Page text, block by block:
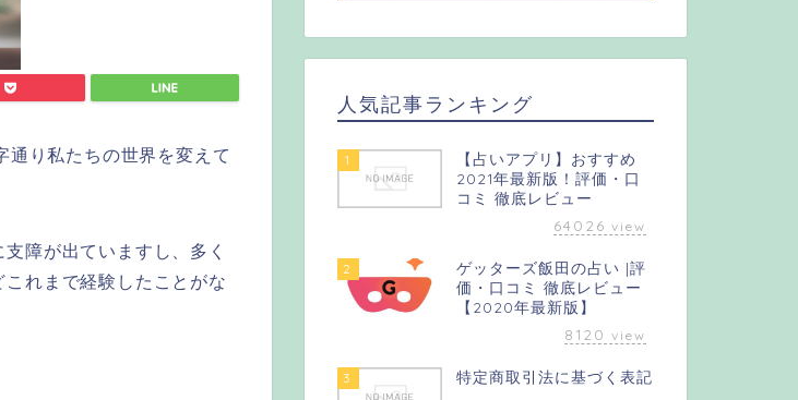
通り私たちの世界を変えて
障が出ていますし、多く
れまで経験したことがな
人気記事ランキング
1
【占いアプリ】おすすめ
2021年最新版！評価・口
コミ 徹底レビュー
64026 view
2
ゲッターズ飯田の占い |評
価・口コミ 徹底レビュー
【2020年最新版】
8120 view
3 特定商取引法に基づく表記